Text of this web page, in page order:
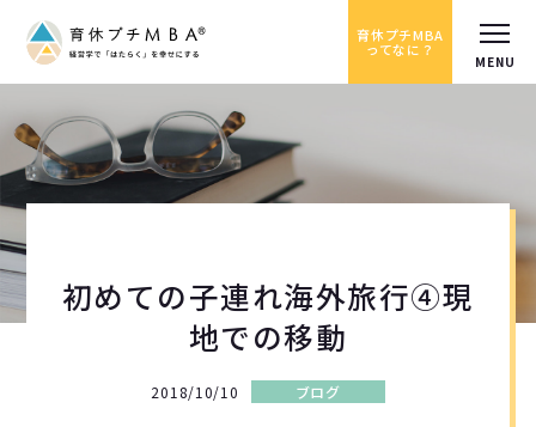
育休プチMBA
ってなに？
初めての子連れ海外旅行④現
地での移動
2018/10/10 ブログ